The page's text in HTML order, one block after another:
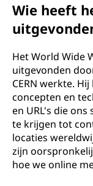
Wie heeft
Het World Wide
uitgevonden
CERN werkte.
concepten en
en URL's die
te krijgen tot
locaties
zijn
hoe we online